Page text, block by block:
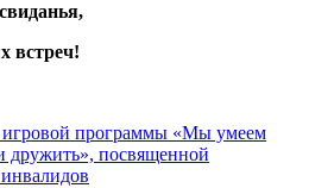
встреч!
игровой программы «Мы умеем
дружить», посвященной